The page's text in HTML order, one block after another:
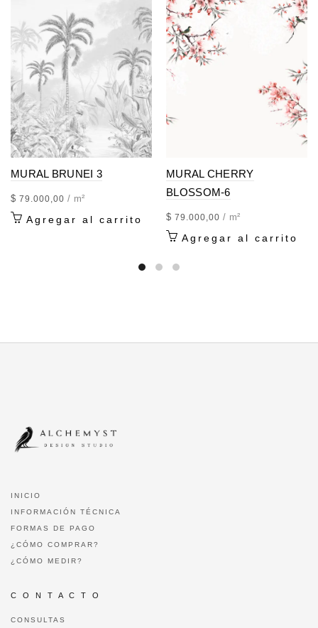
MURAL BRUNEI 3
$ 79.000,00 / m²
Agregar al carrito
MURAL CHERRY
BLOSSOM-6
$ 79.000,00 / m²
Agregar al carrito
INICIO
INFORMACIÓN TÉCNICA
FORMAS DE PAGO
¿CÓMO COMPRAR?
¿CÓMO MEDIR?
C O N T A C T O
CONSULTAS